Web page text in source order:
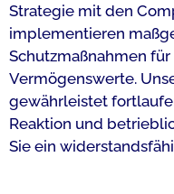
Strategie mit den
implementieren
Schutzmaßnahmen
Vermögenswerte.
gewährleistet
Reaktion und
Sie ein